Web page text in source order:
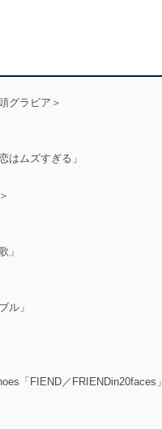
グラビア＞
はムズすぎる」
」
ル」
「FIEND／FRIENDin20faces」